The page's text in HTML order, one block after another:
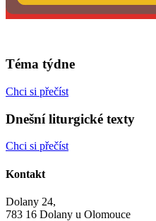
Téma týdne
Chci si přečíst
Dnešní liturgické texty
Chci si přečíst
Kontakt
Dolany 24,
783 16 Dolany u Olomouce